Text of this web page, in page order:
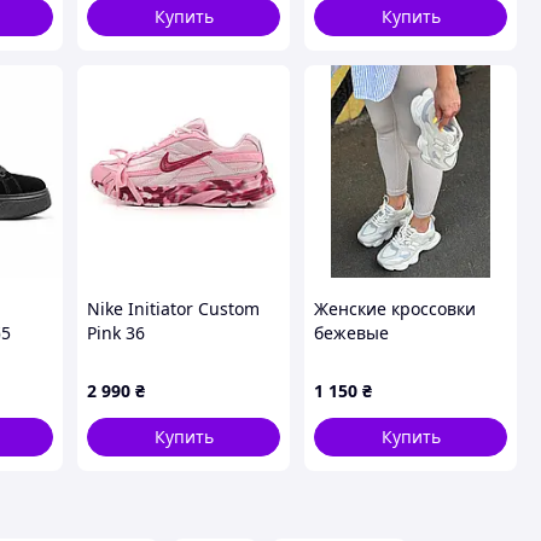
Купить
Купить
Nike Initiator Custom
Pink 36
2 990 ₴
Купить
Женские кроссовки
бежевые
1 150 ₴
Купить